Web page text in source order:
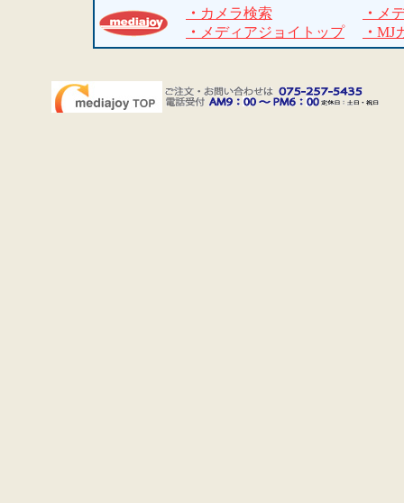
・ カメラ検索 ・ メ
・ メディアジョイトップ ・ MJ